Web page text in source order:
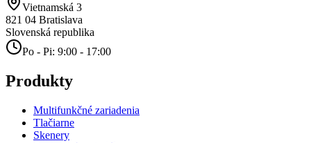
Vietnamská 3
821 04 Bratislava
Slovenská republika
Po - Pi: 9:00 - 17:00
Produkty
Multifunkčné zariadenia
Tlačiarne
Skenery